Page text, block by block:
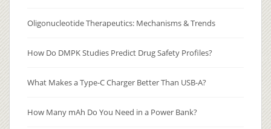
Oligonucleotide Therapeutics: Mechanisms & Trends
How Do DMPK Studies Predict Drug Safety Profiles?
What Makes a Type-C Charger Better Than USB-A?
How Many mAh Do You Need in a Power Bank?